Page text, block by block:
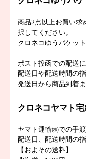
商品2点以上お買い求
択してください。
クロネコゆうパケッ
ポスト投函での配送に
配送日や配送時間の
発送日から商品到着
クロネコヤマト宅
ヤマト運輸㈱での手
配送日、配送時間の
【およその送料】